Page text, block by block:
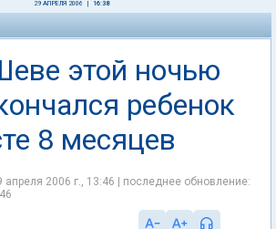
29 АПРЕЛЯ 2006 16:38
этой ночью
ребенок
8 месяцев
апреля 2006 г., 13:46 | последнее обновление: